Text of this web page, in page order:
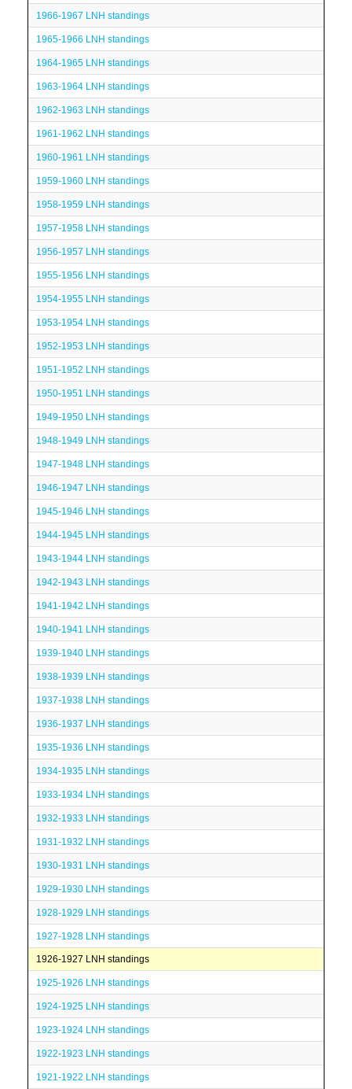
1966-1967 LNH standings
1965-1966 LNH standings
1964-1965 LNH standings
1963-1964 LNH standings
1962-1963 LNH standings
1961-1962 LNH standings
1960-1961 LNH standings
1959-1960 LNH standings
1958-1959 LNH standings
1957-1958 LNH standings
1956-1957 LNH standings
1955-1956 LNH standings
1954-1955 LNH standings
1953-1954 LNH standings
1952-1953 LNH standings
1951-1952 LNH standings
1950-1951 LNH standings
1949-1950 LNH standings
1948-1949 LNH standings
1947-1948 LNH standings
1946-1947 LNH standings
1945-1946 LNH standings
1944-1945 LNH standings
1943-1944 LNH standings
1942-1943 LNH standings
1941-1942 LNH standings
1940-1941 LNH standings
1939-1940 LNH standings
1938-1939 LNH standings
1937-1938 LNH standings
1936-1937 LNH standings
1935-1936 LNH standings
1934-1935 LNH standings
1933-1934 LNH standings
1932-1933 LNH standings
1931-1932 LNH standings
1930-1931 LNH standings
1929-1930 LNH standings
1928-1929 LNH standings
1927-1928 LNH standings
1926-1927 LNH standings
1925-1926 LNH standings
1924-1925 LNH standings
1923-1924 LNH standings
1922-1923 LNH standings
1921-1922 LNH standings